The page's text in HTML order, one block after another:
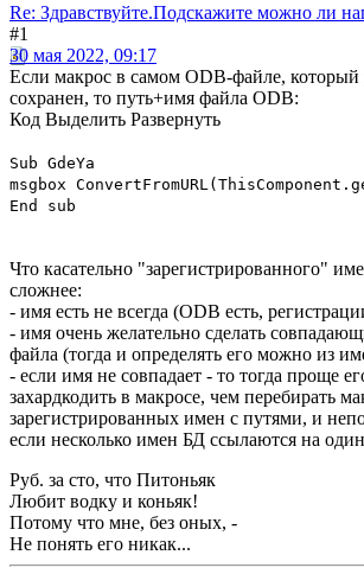
Re: Здравствуйте.Подскажите можно ли
#1
30 мая 2022, 09:17
Если макрос в самом ODB-файле, который
сохранен, то путь+имя файла ODB:
Код Выделить Развернуть
Sub GdeYa
msgbox
End sub
Что касательно "зарегистрированного"
сложнее:
- имя есть не всегда (ODB есть,
- имя очень желательно сделать
файла (тогда и определять его можно из
- если имя не совпадает - то тогда проще
захардкодить в макросе, чем перебирать
зарегистрированных имен с путями, и
если несколько имен БД ссылаются на
Руб. за сто, что Питоньяк
Любит водку и коньяк!
Потому что мне, без оных, -
Не понять его никак...